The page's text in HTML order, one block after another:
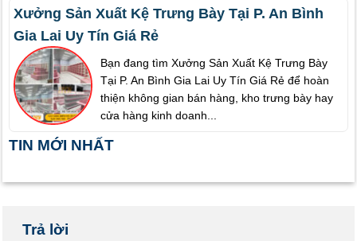
Xưởng Sản Xuất Kệ Trưng Bày Tại P. An Bình
Gia Lai Uy Tín Giá Rẻ
Bạn đang tìm Xưởng Sản Xuất Kệ Trưng Bày
Tại P. An Bình Gia Lai Uy Tín Giá Rẻ để hoàn
thiện không gian bán hàng, kho trưng bày hay
cửa hàng kinh doanh...
TIN MỚI NHẤT
Trả lời